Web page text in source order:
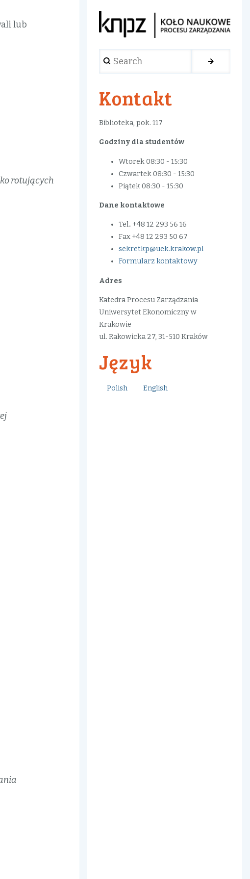
lub
rotujących
Search
Kontakt
Biblioteka, pok. 117
Godziny dla studentów
Wtorek 08:30 - 15:30
Czwartek 08:30 - 15:30
Piątek 08:30 - 15:30
Dane kontaktowe
Tel. +48 12 293 56 16
Fax +48 12 293 50 67
sekretkp@uek.krakow.pl
Formularz kontaktowy
Adres
Katedra Procesu Zarządzania
Uniwersytet Ekonomiczny w
Krakowie
ul. Rakowicka 27, 31-510 Kraków
Język
Polish English